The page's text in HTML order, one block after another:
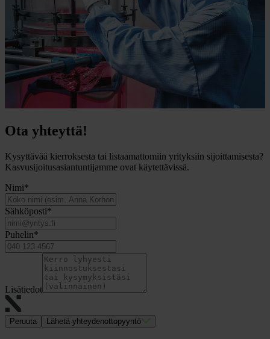
Ota yhteyttä!
Kysyttävää kierroksesta tai listaamattomiin yrityksiin sijoittamisesta?
Kasvusijoitusasiantuntijamme ovat käytettävissä.
Nimi*
Sähköposti*
Puhelin*
Lisätiedot
Peruuta Lähetä yhteydenottopyyntö